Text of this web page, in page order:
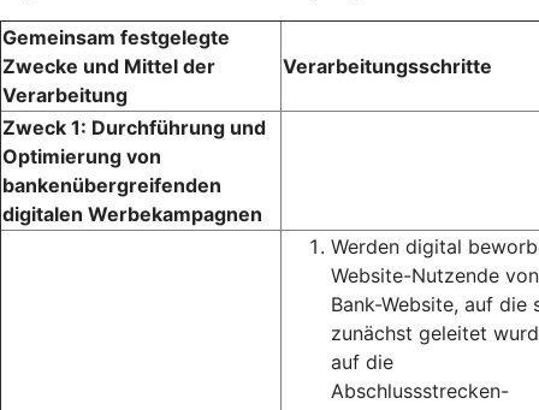
Gemeinsam festgelegte
Zwecke und Mittel der
Verarbeitung
Verarbeitungsschritte
Zweck 1: Durchführung und
Optimierung von
bankenübergreifenden
digitalen Werbekampagnen
Werden digital
Website-Nutzende
Bank-Website, auf die
zunächst geleitet
auf die
Abschlussstrecken-